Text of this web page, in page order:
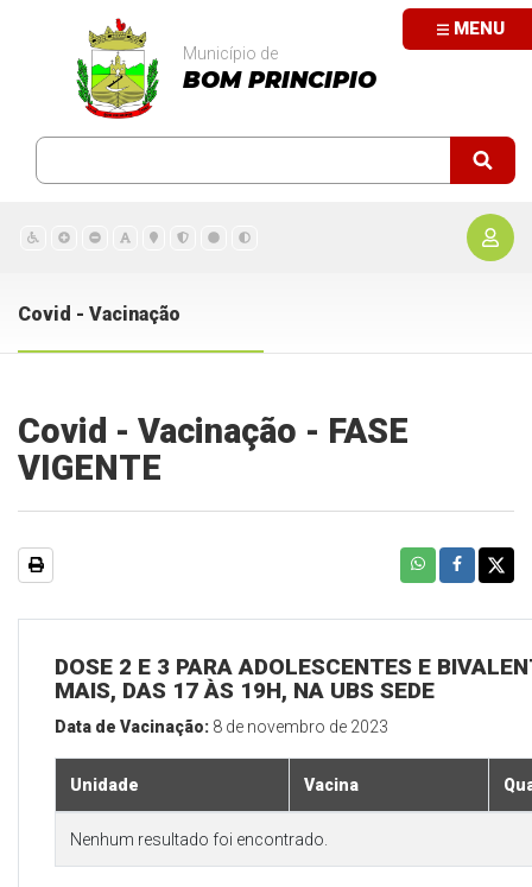
MENU
Município de
BOM PRINCIPIO
Covid - Vacinação
Covid - Vacinação - FASE
VIGENTE
DOSE 2 E 3 PARA ADOLESCENTES E
MAIS, DAS 17 ÀS 19H, NA UBS SEDE
Data de Vacinação: 8 de novembro de 2023
Unidade Vacina
Nenhum resultado foi encontrado.